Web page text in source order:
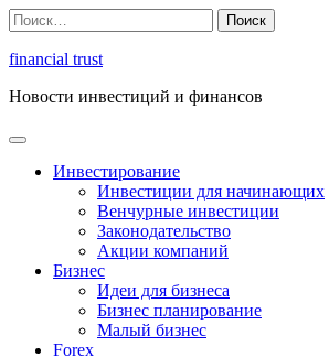
Перейти
к
содержимому
Найти:
financial trust
Новости инвестиций и финансов
Инвестирование
Инвестиции для начинающих
Венчурные инвестиции
Законодательство
Акции компаний
Бизнес
Идеи для бизнеса
Бизнес планирование
Малый бизнес
Forex